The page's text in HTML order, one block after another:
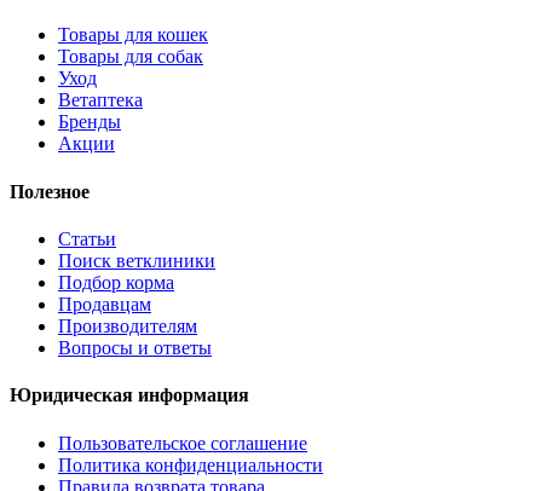
Товары для кошек
Товары для собак
Уход
Ветаптека
Бренды
Акции
Полезное
Статьи
Поиск ветклиники
Подбор корма
Продавцам
Производителям
Вопросы и ответы
Юридическая информация
Пользовательское соглашение
Политика конфиденциальности
Правила возврата товара